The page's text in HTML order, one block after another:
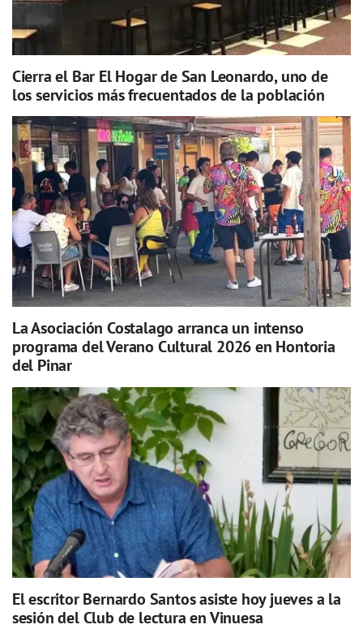
Cierra el Bar El Hogar de San Leonardo, uno de
los servicios más frecuentados de la población
La Asociación Costalago arranca un intenso
programa del Verano Cultural 2026 en Hontoria
del Pinar
El escritor Bernardo Santos asiste hoy jueves a la
sesión del Club de lectura en Vinuesa